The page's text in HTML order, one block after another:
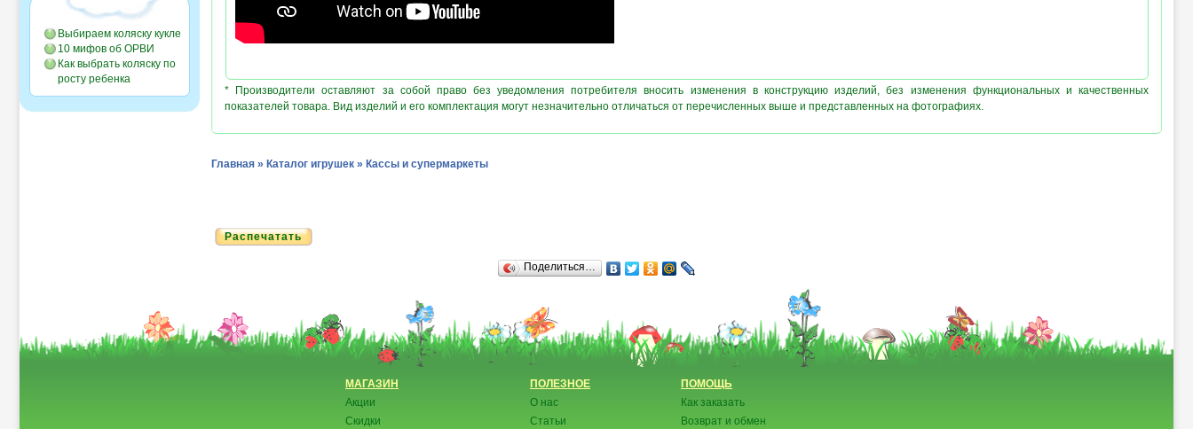
Выбираем коляску кукле
10 мифов об ОРВИ
Как выбрать коляску по
росту ребенка
* Производители оставляют за собой право без уведомления потребителя вносить изменения в конструкцию изделий, без изменения функциональных и качественных
показателей товара. Вид изделий и его комплектация могут незначительно отличаться от перечисленных выше и представленных на фотографиях.
Главная » Каталог игрушек » Кассы и супермаркеты
Распечатать
Поделиться…
МАГАЗИН
Акции
Скидки
ПОЛЕЗНОЕ
О нас
Статьи
ПОМОЩЬ
Как заказать
Возврат и обмен